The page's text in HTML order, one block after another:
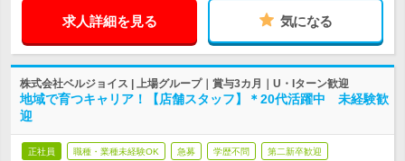
求人詳細を見る 気になる
株式会社ベルジョイス | 上場グループ｜賞与3カ月｜U・Iターン歓迎
地域で育つキャリア！【店舗スタッフ】＊20代活躍中 未経験歓
迎
正社員 職種・業種未経験OK 急募 学歴不問 第二新卒歓迎